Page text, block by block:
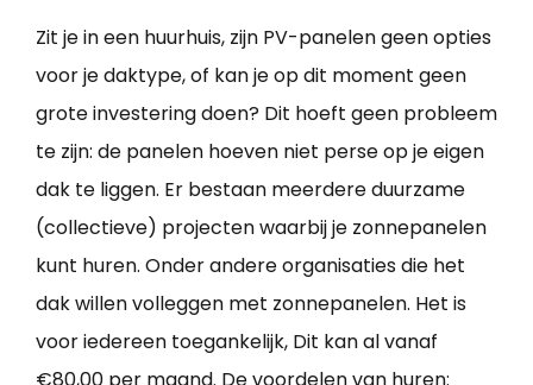
Zit je in een huurhuis, zijn PV-panelen geen opties
voor je daktype, of kan je op dit moment geen
grote investering doen? Dit hoeft geen probleem
te zijn: de panelen hoeven niet perse op je eigen
dak te liggen. Er bestaan meerdere duurzame
(collectieve) projecten waarbij je zonnepanelen
kunt huren. Onder andere organisaties die het
dak willen volleggen met zonnepanelen. Het is
voor iedereen toegankelijk, Dit kan al vanaf